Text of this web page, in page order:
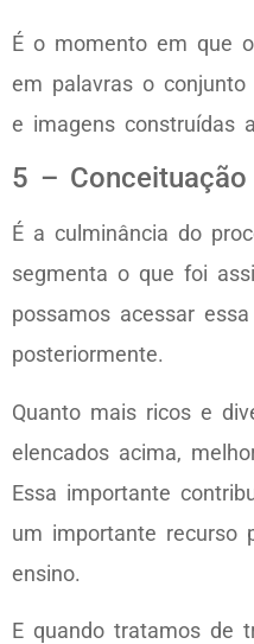
É o momento em que
em palavras o
e imagens construídas
5 – Conceituação
É a culminância do
segmenta o que foi
possamos acessar
posteriormente.
Quanto mais ricos e
elencados acima,
Essa importante
um importante recurso
ensino.
E quando tratamos de